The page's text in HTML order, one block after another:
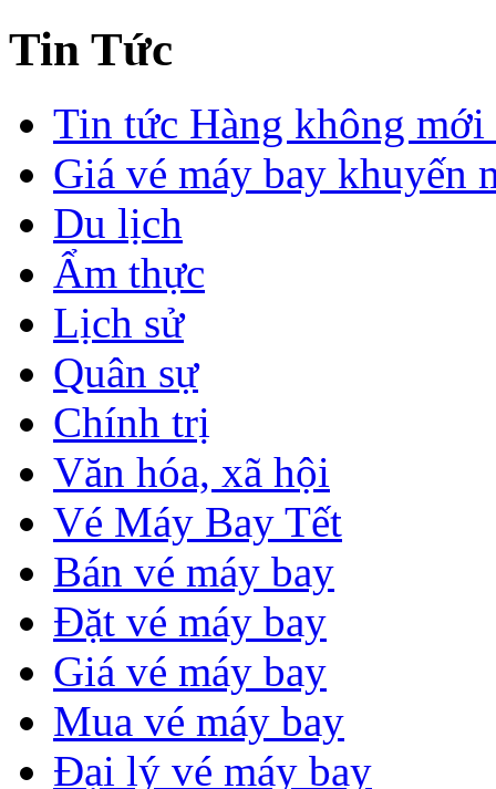
Tin Tức
Tin tức Hàng không mới
Giá vé máy bay khuyến
Du lịch
Ẩm thực
Lịch sử
Quân sự
Chính trị
Văn hóa, xã hội
Vé Máy Bay Tết
Bán vé máy bay
Đặt vé máy bay
Giá vé máy bay
Mua vé máy bay
Đại lý vé máy bay